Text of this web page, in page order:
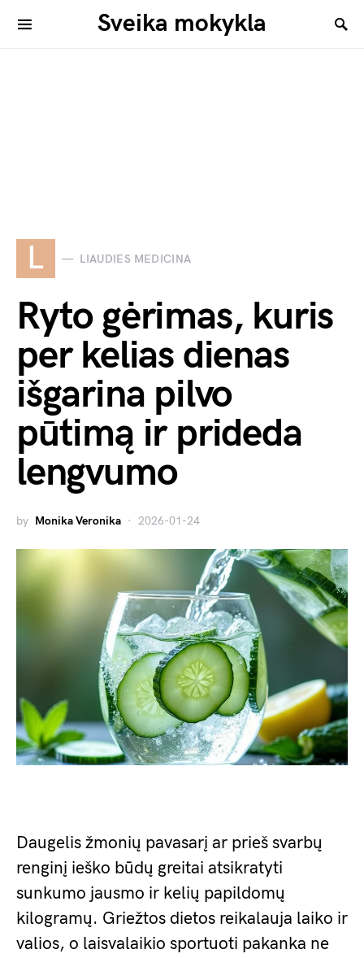
Sveika mokykla
L LIAUDIES MEDICINA
Ryto gėrimas, kuris
per kelias dienas
išgarina pilvo
pūtimą ir prideda
lengvumo
by Monika Veronika 2026-01-24
Daugelis žmonių pavasarį ar prieš svarbų
renginį ieško būdų greitai atsikratyti
sunkumo jausmo ir kelių papildomų
kilogramų. Griežtos dietos reikalauja laiko ir
valios, o laisvalaikio sportuoti pakanka ne